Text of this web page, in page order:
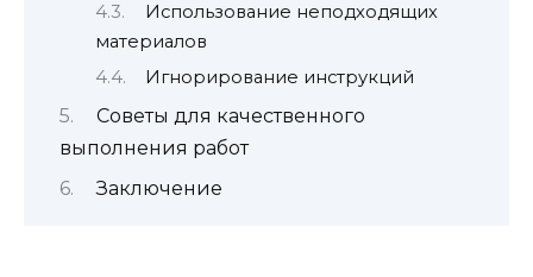
Использование неподходящих
материалов
Игнорирование инструкций
Советы для качественного
выполнения работ
Заключение